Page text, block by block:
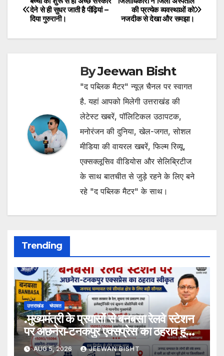
Post
navigation
की प्रत्येक व्यवस्थाओं को
नजदीक से देखा और समझा।
देने से ही सुधर जाती है पीढ़ियां –
दिया गुरुरानी।
ByJeewan Bisht
"द पब्लिक मैटर" न्यूज़ चैनल पर स्वागत
है. यहां आपको मिलेगी उत्तराखंड की
लेटेस्ट खबरें, पॉलिटिकल उठापटक,
मनोरंजन की दुनिया, खेल-जगत, सोशल
मीडिया की वायरल खबरें, फिल्म रिव्यू,
एक्सक्लूसिव वीडियोस और सेलिब्रिटीज
के साथ बातचीत से जुड़े रहने के लिए बने
रहे "द पब्लिक मैटर" के साथ।
Trending
उत्तराखंड चंपावत
.मुख्यमंत्री के प्रयासों से बनबसा रेलवे स्टेशन
पर अछनेरा-टनकपुर एक्सप्रेस का ठहराव हुआ
स्वीकृत
AUG 5, 2026 JEEWAN BISHT